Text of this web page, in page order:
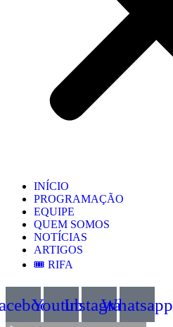
INÍCIO
PROGRAMAÇÃO
EQUIPE
QUEM SOMOS
NOTÍCIAS
ARTIGOS
🎟️ RIFA
YoutubeInstagramWhatsapp